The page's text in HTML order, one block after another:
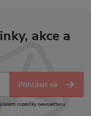
akce a
Přihlásit se
rozesílky newsletteru.